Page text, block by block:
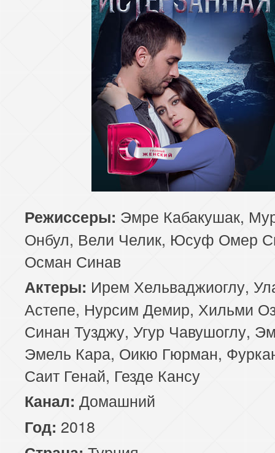
62 серия
63 серия
66 серия
67 серия
70 серия
71 серия
74 серия
75 серия
78 серия
79 серия
82 серия
83 серия
85 серия
86 серия
87 серия
89 серия
90 серия
91 серия
93 серия
94 серия
97 серия
98 серия 99 серия
101 серия
102 серия 103 серия
105 серия
106 серия 107 серия
109 серия
110 серия
113 серия
Режиссеры: Эмре Кабакушак,
Онбул, Вели Челик, Юсуф Омер
Осман Синав
Актеры: Ирем Хельваджиоглу,
Астепе, Нурсим Демир, Хильми
Синан Тузджу, Угур Чавушоглу,
Эмель Кара, Оикю Гюрман,
Саит Генай, Гезде Кансу
Канал: Домашний
Год: 2018